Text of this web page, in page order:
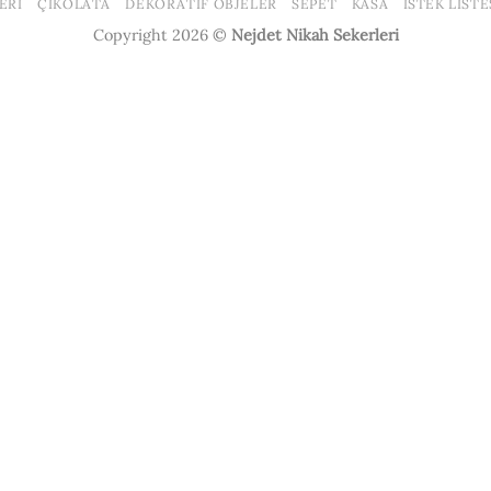
Delivery
ÇIKOLATA DEKORATIF OBJELER SEPET KASA İSTEK
Copyright 2026 © Nejdet Nikah Sekerleri